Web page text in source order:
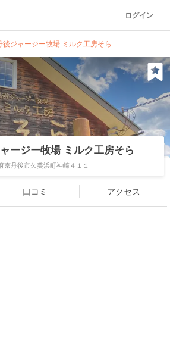
ログイン
後ジャージー牧場 ミルク工房そら
ャージー牧場 ミルク工房そら
京丹後市久美浜町神崎４１１
口コミ アクセス